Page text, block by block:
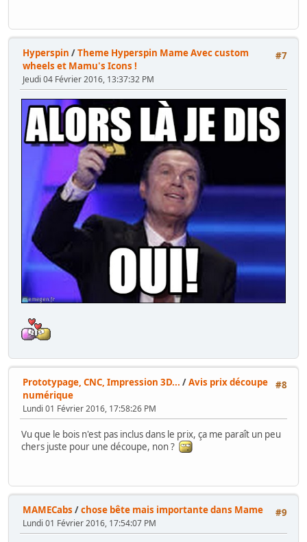
#7
Hyperspin /Theme Hyperspin Mame Avec custom
wheels et Mamu's Icons !
Jeudi 04 Février 2016, 13:37:32 PM
#8
Prototypage, CNC, Impression 3D... /Avis prix découpe
numérique
Lundi 01 Février 2016, 17:58:26 PM
Vu que le bois n'est pas inclus dans le prix, ça me paraît un peu
chers juste pour une découpe, non ?
#9
MAMECabs /chose bête mais importante dans Mame
Lundi 01 Février 2016, 17:54:07 PM